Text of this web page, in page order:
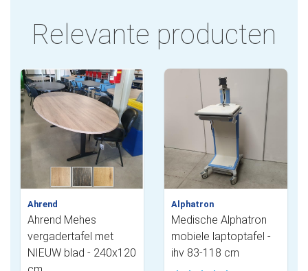
Relevante producten
Ahrend
Ahrend Mehes
vergadertafel met
NIEUW blad - 240x120
Alphatron
Medische Alphatron
mobiele laptoptafel -
ihv 83-118 cm